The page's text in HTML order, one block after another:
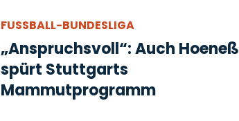
FUSSBALL-BUNDESLIGA
„Anspruchsvoll“: Auch Hoeneß
spürt Stuttgarts
Mammutprogramm